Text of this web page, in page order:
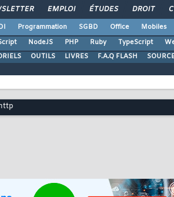
EMPLOI ÉTUDES DROIT
Programmation SGBD Office Mobiles
NodeJS PHP Ruby TypeScript
OUTILS LIVRES F.A.Q FLASH